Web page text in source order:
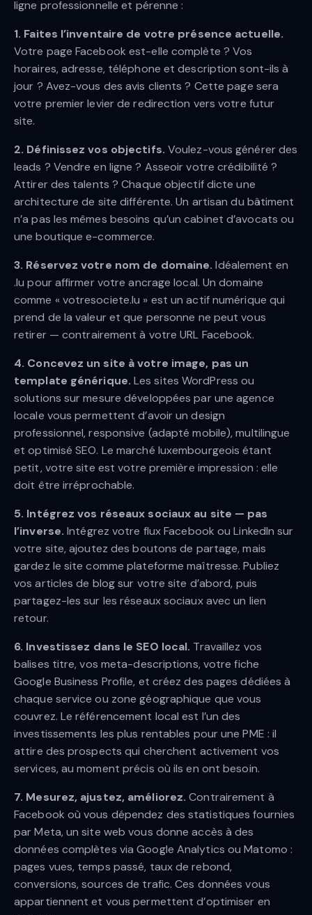
ligne professionnelle et pérenne :
1. Faites l’inventaire de votre présence actuelle.
Votre page Facebook est-elle complète ? Vos
horaires, adresse, téléphone et description sont-ils à
jour ? Avez-vous des avis clients ? Cette page sera
votre premier levier de redirection vers votre futur
site.
2. Définissez vos objectifs. Voulez-vous générer des
leads ? Vendre en ligne ? Asseoir votre crédibilité ?
Attirer des talents ? Chaque objectif dicte une
architecture de site différente. Un artisan du bâtiment
n’a pas les mêmes besoins qu’un cabinet d’avocats ou
une boutique e-commerce.
3. Réservez votre nom de domaine. Idéalement en
.lu pour affirmer votre ancrage local. Un domaine
comme « votresociete.lu » est un actif numérique qui
prend de la valeur et que personne ne peut vous
retirer — contrairement à votre URL Facebook.
4. Concevez un site à votre image, pas un
template générique. Les sites WordPress ou
solutions sur mesure développées par une agence
locale vous permettent d’avoir un design
professionnel, responsive (adapté mobile), multilingue
et optimisé SEO. Le marché luxembourgeois étant
petit, votre site est votre première impression : elle
doit être irréprochable.
5. Intégrez vos réseaux sociaux au site — pas
l’inverse. Intégrez votre flux Facebook ou LinkedIn sur
votre site, ajoutez des boutons de partage, mais
gardez le site comme plateforme maîtresse. Publiez
vos articles de blog sur votre site d’abord, puis
partagez-les sur les réseaux sociaux avec un lien
retour.
6. Investissez dans le SEO local. Travaillez vos
balises titre, vos meta-descriptions, votre fiche
Google Business Profile, et créez des pages dédiées à
chaque service ou zone géographique que vous
couvrez. Le référencement local est l’un des
investissements les plus rentables pour une PME : il
attire des prospects qui cherchent activement vos
services, au moment précis où ils en ont besoin.
7. Mesurez, ajustez, améliorez. Contrairement à
Facebook où vous dépendez des statistiques fournies
par Meta, un site web vous donne accès à des
données complètes via Google Analytics ou Matomo :
pages vues, temps passé, taux de rebond,
conversions, sources de trafic. Ces données vous
appartiennent et vous permettent d’optimiser en